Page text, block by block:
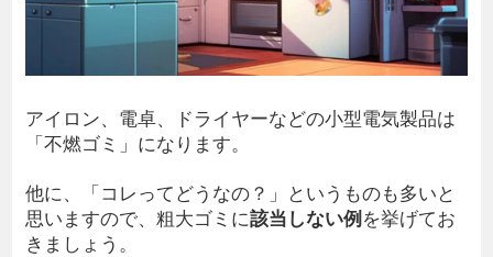
アイロン、電卓、ドライヤーなどの小型電気製品は
「不燃ゴミ」になります。
他に、「コレってどうなの？」というものも多いと
思いますので、粗大ゴミに該当しない例を挙げてお
きましょう。